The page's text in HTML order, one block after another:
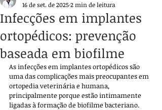
Infecções em implantes
ortopédicos: prevenção
baseada em biofilme
16 de set. de 20252 min de leitura
As infecções em implantes ortopédicos são
uma das complicações mais preocupantes em
ortopedia veterinária e humana,
principalmente porque estão intimamente
ligadas à formação de biofilme bacteriano.